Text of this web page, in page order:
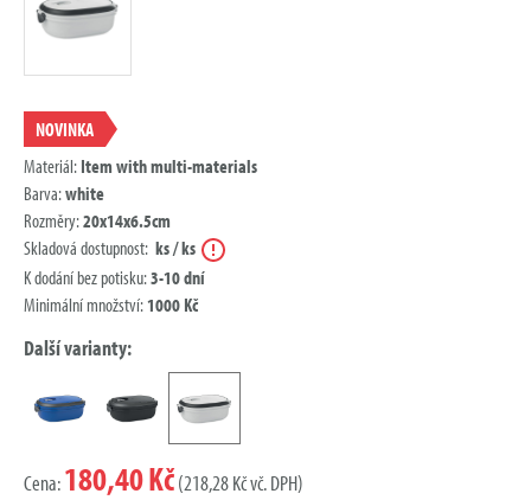
NOVINKA
Materiál: Item with multi-materials
Barva:white
Rozměry:20x14x6.5cm
Skladová dostupnost: ks / ks
K dodání bez potisku:3-10 dní
Minimální množství:1000 Kč
Další varianty:
Cena:180,40 Kč(218,28 Kč vč. DPH)